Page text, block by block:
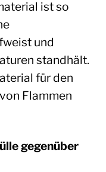
ist so
und
standhält.
für den
Flammen
gegenüber